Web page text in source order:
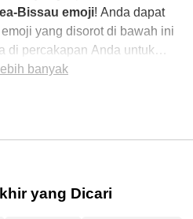
Bissau emoji! Anda dapat
yang disorot di bawah ini
di percakapan Anda untuk
pribadi. Kami telah
Guinea-Bissau dengan
banyak
yang Dicari